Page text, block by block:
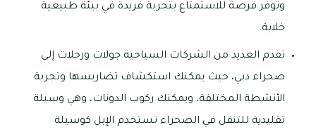
وتوفر فرصة للاستمتاع بتجربة فريدة في بيئة طبيعية
خلابة.
تقدم العديد من الشركات السياحية جولات ورحلات إلى
صحراء دبي، حيث يمكنك استكشاف تضاريسها وتجربة
الأنشطة المختلفة، ويمكنك ركوب الدونات، وهي وسيلة
تقليدية للتنقل في الصحراء تستخدم الإبل كوسيلة